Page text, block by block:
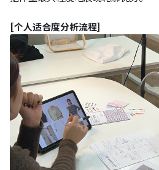
[个人适合度分析流程]